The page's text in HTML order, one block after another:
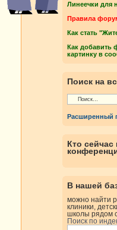
Линеечки для
Правила
Как стать
Как добавить
картинку в
Поиск на
Расширенный
Кто сейчас
В нашей
можно найти
клиники,
школы рядом
Поиск по